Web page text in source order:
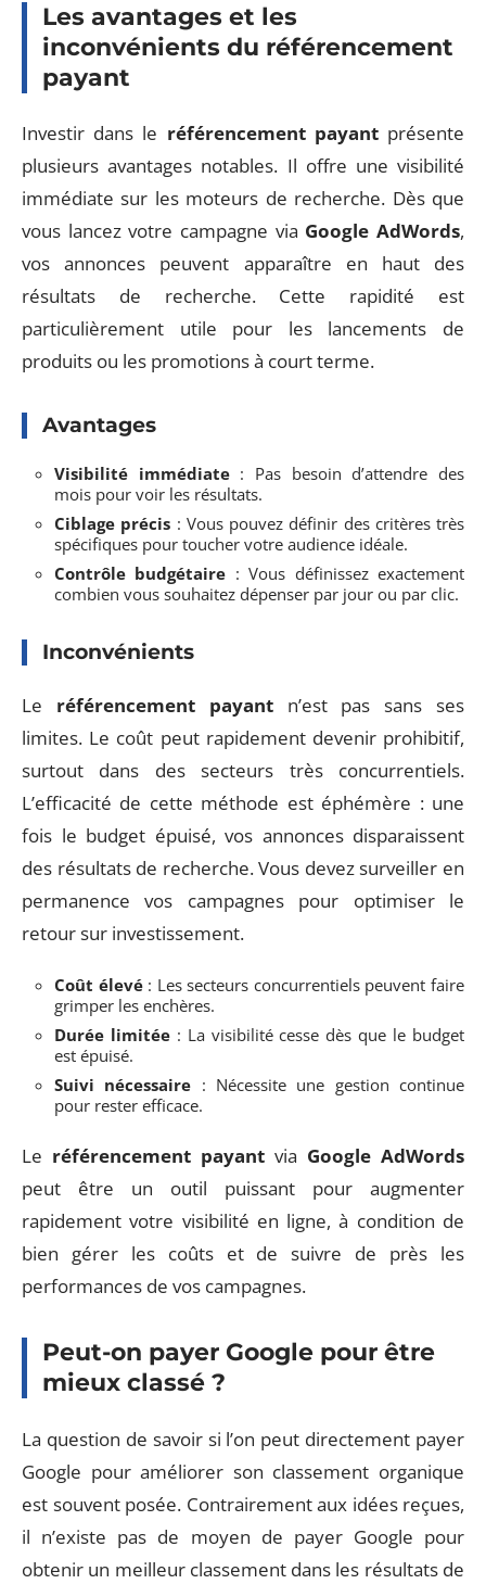
Les avantages et les
inconvénients du référencement
payant
Investir dans le référencement payantprésente
plusieurs avantages notables. Il offre une visibilité
immédiate sur les moteurs de recherche. Dès que
vous lancez votre campagne via Google AdWords,
vos annonces peuvent apparaître en haut des
résultats de recherche. Cette rapidité est
particulièrement utile pour les lancements de
produits ou les promotions à court terme.
Avantages
Visibilité immédiate: Pas besoin d’attendre des
mois pour voir les résultats.
Ciblage précis : Vous pouvez définir des critères très
spécifiques pour toucher votre audience idéale.
Contrôle budgétaire : Vous définissez exactement
combien vous souhaitez dépenser par jour ou par clic.
Inconvénients
Le référencement payantn’est pas sans ses
limites. Le coût peut rapidement devenir prohibitif,
surtout dans des secteurs très concurrentiels.
L’efficacité de cette méthode est éphémère : une
fois le budget épuisé, vos annonces disparaissent
des résultats de recherche. Vous devez surveiller en
permanence vos campagnes pour optimiser le
retour sur investissement.
Coût élevé: Les secteurs concurrentiels peuvent faire
grimper les enchères.
Durée limitée: La visibilité cesse dès que le budget
est épuisé.
Suivi nécessaire : Nécessite une gestion continue
pour rester efficace.
Le référencement payant via Google AdWords
peut être un outil puissant pour augmenter
rapidement votre visibilité en ligne, à condition de
bien gérer les coûts et de suivre de près les
performances de vos campagnes.
Peut-on payer Google pour être
mieux classé ?
La question de savoir si l’on peut directement payer
Google pour améliorer son classement organique
est souvent posée. Contrairement aux idées reçues,
il n’existe pas de moyen de payer Google pour
obtenir un meilleur classement dans les résultats de